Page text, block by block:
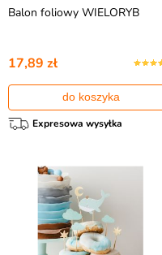
Balon foliowy WIELORYB
17,89 zł
do koszyka
Expresowa wysyłka